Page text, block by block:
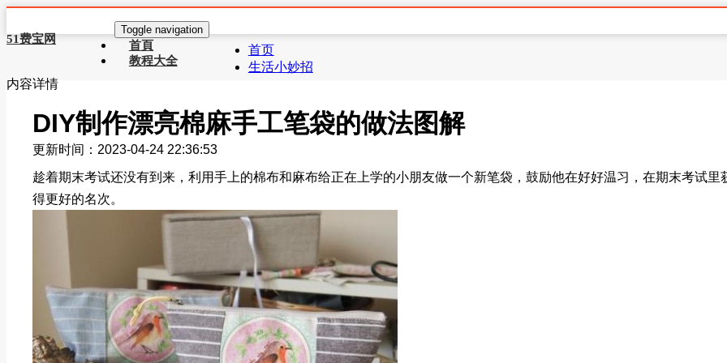
51费宝网
Toggle navigation
首頁
教程大全
首页
生活小妙招
内容详情
DIY制作漂亮棉麻手工笔袋的做法图解
更新时间：2023-04-24 22:36:53
趁着期末考试还没有到来，利用手上的棉布和麻布给正在上学的小朋友做一个新笔袋，鼓励他在好好温习，在期末考试里
得更好的名次。